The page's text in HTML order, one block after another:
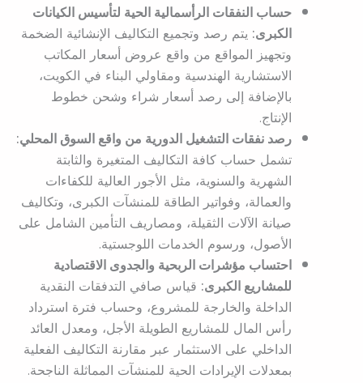
حساب النفقات الرأسمالية الحية لتأسيس الكيانات
الكبرى: يتم رصد وتجميع التكاليف الإنشائية الضخمة
وتجهيز المواقع من واقع عروض أسعار المكاتب
الاستشارية الهندسية ومقاولي البناء في الكويت،
بالإضافة إلى رصد أسعار شراء وشحن خطوط
الإنتاج.
رصد نفقات التشغيل الدورية من واقع السوق المحلي:
تشمل حساب كافة التكاليف المتغيرة والثابتة
الشهرية والسنوية، مثل الأجور العالية للكفاءات
والعمالة، وفواتير الطاقة للمنشآت الكبرى، وتكاليف
صيانة الآلات الثقيلة، ومصاريف التأمين الشامل على
الأصول، ورسوم الخدمات اللوجستية.
احتساب مؤشرات الربحية والجدوى الاقتصادية
للمشاريع الكبرى: قياس صافي التدفقات النقدية
الداخلة والخارجة للمشروع، وحساب فترة استرداد
رأس المال للمشاريع الطويلة الأجل، ومعدل العائد
الداخلي على الاستثمار عبر مقارنة التكاليف الفعلية
بمعدلات الإيرادات الحية للمنشآت المماثلة الناجحة.